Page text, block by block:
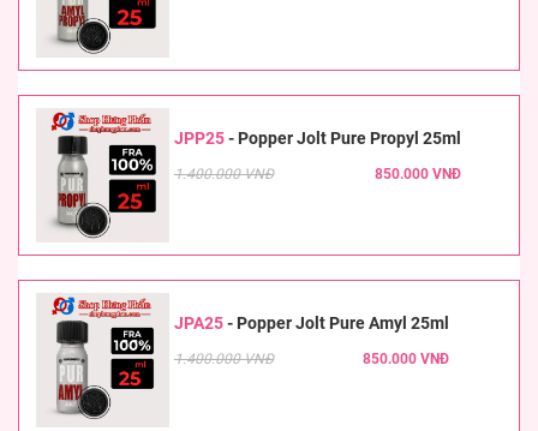
JPP25- Popper Jolt Pure Propyl 25ml
1.400.000 VNĐ 850.000 VNĐ
JPA25- Popper Jolt Pure Amyl 25ml
1.400.000 VNĐ 850.000 VNĐ